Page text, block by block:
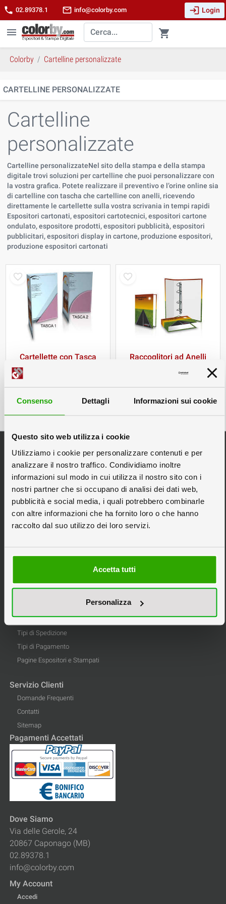
Consenso Dettagli Informazioni sui cookie
Questo sito web utilizza i cookie
Utilizziamo i cookie per personalizzare contenuti e per
analizzare il nostro traffico. Condividiamo inoltre
informazioni sul modo in cui utilizza il nostro sito con i
nostri partner che si occupano di analisi dei dati web,
pubblicità e social media, i quali potrebbero combinarle
con altre informazioni che ha fornito loro o che hanno
raccolto dal suo utilizzo dei loro servizi.
Accetta tutti
Personalizza
phone 02.89378.1 mail_outline info@colorby.com login Login
menu shopping_cart
Colorby Cartelline personalizzate
CARTELLINE PERSONALIZZATE
Cartelline
personalizzate
Cartelline personalizzateNel sito della stampa e della stampa
digitale trovi soluzioni per cartelline che puoi personalizzare con
la vostra grafica. Potete realizzare il preventivo e l’orine online sia
di cartelline con tascha che cartelline con anelli, ricevendo
direttamente le cartellette sulla vostra scrivania in tempi rapidi
Espositori cartonati, espositori cartotecnici, espositori cartone
ondulato, espositore prodotti, espositori pubblicità, espositori
pubblicitari, espositori display in cartone, produzione espositori,
produzione espositori cartonati
Cartellette con Tasca
Raccoglitori ad Anelli
Espositori da Banco
Espositori Pubblicitari
Espositori in Cartone
Espositori Personalizzati
Condizioni di Vendita
Tipi di Spedizione
Tipi di Pagamento
Pagine Espositori e Stampati
Servizio Clienti
Domande Frequenti
Contatti
Sitemap
Pagamenti Accettati
Dove Siamo
Via delle Gerole, 24
20867 Caponago (MB)
02.89378.1
info@colorby.com
My Account
Accedi